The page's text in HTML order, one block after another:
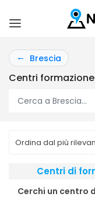
Brescia
Centri
Centri di
Cerchi un centro